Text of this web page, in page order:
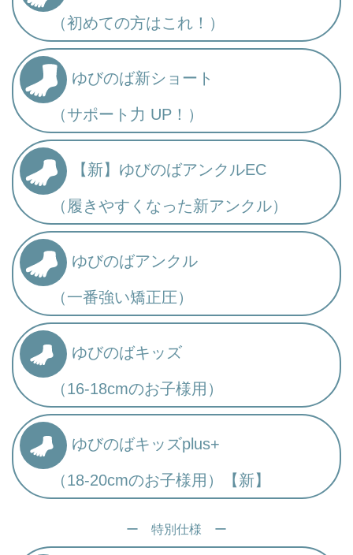
（初めての方はこれ！）
ゆびのば新ショート
（サポート力 UP！）
【新】ゆびのばアンクルEC
（履きやすくなった新アンクル）
ゆびのばアンクル
（一番強い矯正圧）
ゆびのばキッズ
（16-18cmのお子様用）
ゆびのばキッズplus+
（18-20cmのお子様用）【新】
ー 特別仕様 ー